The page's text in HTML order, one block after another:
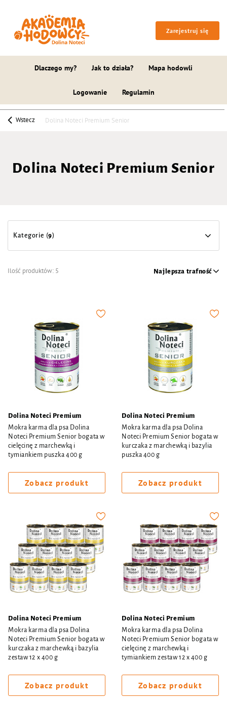
Zarejestruj się
Dlaczego my? Jak to działa? Mapa hodowli
Logowanie Regulamin
Wstecz Dolina Noteci Premium Senior
Dolina Noteci Premium Senior
Kategorie (9)
Ilość produktów: 5 Najlepsza trafność
Dolina Noteci Premium
Mokra karma dla psa Dolina
Noteci Premium Senior bogata w
cielęcinę z marchewką i
tymiankiem puszka 400 g
Zobacz produkt
Dolina Noteci Premium
Mokra karma dla psa Dolina
Noteci Premium Senior bogata w
kurczaka z marchewką i bazylia
puszka 400 g
Zobacz produkt
Dolina Noteci Premium
Mokra karma dla psa Dolina
Noteci Premium Senior bogata w
kurczaka z marchewką i bazylia
zestaw 12 x 400 g
Zobacz produkt
Dolina Noteci Premium
Mokra karma dla psa Dolina
Noteci Premium Senior bogata w
cielęcinę z marchewką i
tymiankiem zestaw 12 x 400 g
Zobacz produkt